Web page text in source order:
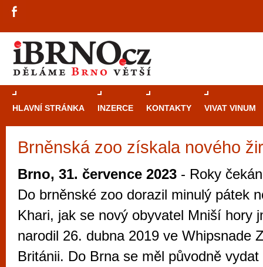
HLAVNÍ STRÁNKA INZERCE KONTAKTY VIVAT VINUM
Brněnská zoo získala nového
Brno, 31. července 2023 - Roky
Do brněnské zoo dorazil minulý pátek
Khari, jak se nový obyvatel Mniší hory
narodil 26. dubna 2019 ve Whipsnade
Británii. Do Brna se měl původně
Průvodce
Brně: Od
automaty
Brno je
zajímavé
restaurace,
Mimo jiné je ale také místem, kde si